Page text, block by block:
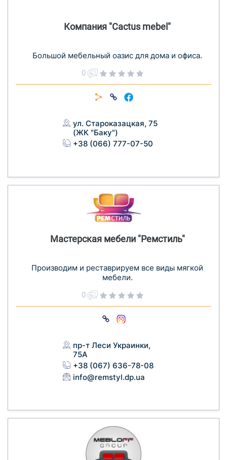
Компания "Cactus mebel"
Большой мебельный оазис для дома и офиса.
0
ул. Староказацкая, 75
(ЖК "Баку")
+38 (066) 777-07-50
Мастерская мебели "Ремстиль"
Производим и реставрируем все виды мягкой
мебели.
0
пр-т Леси Украинки,
75А
+38 (067) 636-78-08
info@remstyl.dp.ua